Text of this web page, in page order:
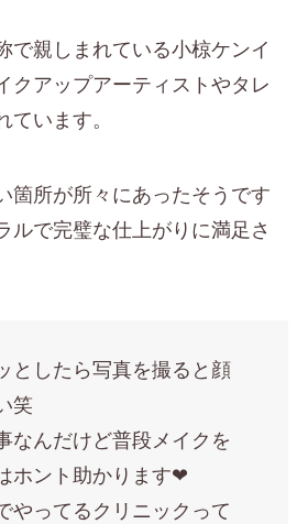
で親しまれている小椋ケンイ
クアップアーティストやタレ
います。
箇所が所々にあったそうです
ルで完璧な仕上がりに満足さ
としたら写真を撮ると顔
笑
なんだけど普段メイクを
ホント助かります❤
やってるクリニックって